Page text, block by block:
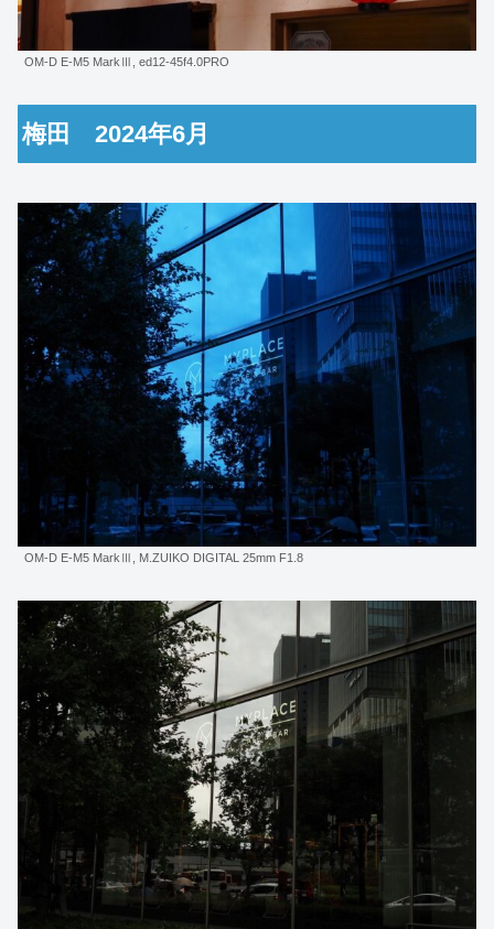
OM-D E-M5 MarkⅢ, ed12-45f4.0PRO
梅田 2024年6月
OM-D E-M5 MarkⅢ, M.ZUIKO DIGITAL 25mm F1.8